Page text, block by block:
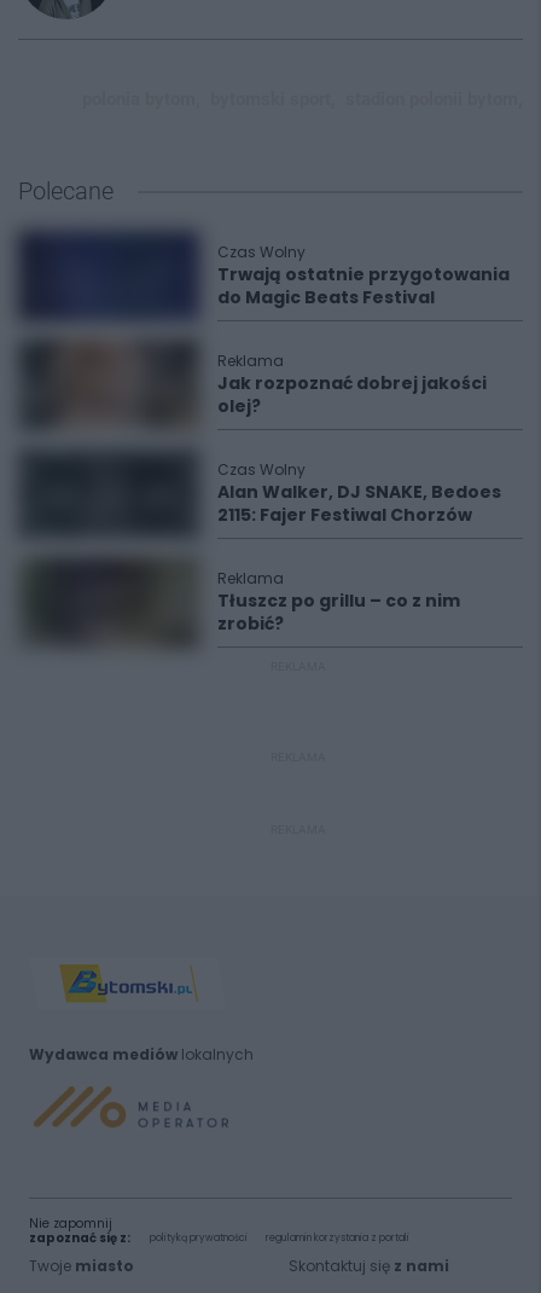
Polecane
Czas Wolny
Trwają ostatnie przygotowania
do Magic Beats Festival
Reklama
Jak rozpoznać dobrej jakości
olej?
Czas Wolny
Alan Walker, DJ SNAKE, Bedoes
2115: Fajer Festiwal Chorzów
Reklama
Tłuszcz po grillu – co z nim
zrobić?
Wydawca mediówlokalnych
Nie zapomnij
zapoznać się z:
polityką prywatności regulamin korzystania z portali
Twoje miasto Skontaktuj się z nami